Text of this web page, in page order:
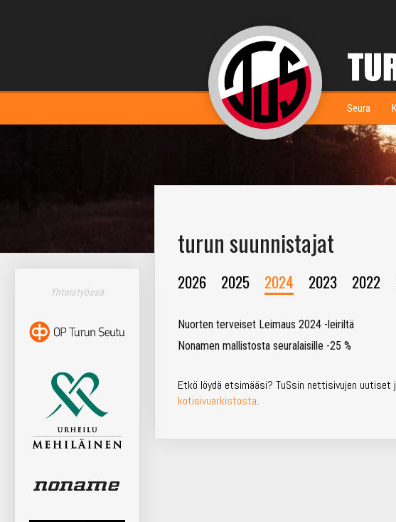
Seura
turun suunnistajat
2026 2025 2024 2023 2022
Nuorten terveiset Leimaus 2024 -leiriltä
Nonamen mallistosta seuralaisille -25 %
Etkö löydä etsimääsi? TuSsin nettisivujen
kotisivuarkistosta.
Yhteistyössä